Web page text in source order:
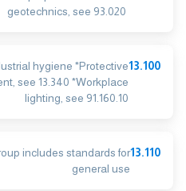
geotechnics, see 93.020
13.100
hygiene *Protective
see 13.340 *Workplace
lighting, see 91.160.10
13.110
includes standards for
general use